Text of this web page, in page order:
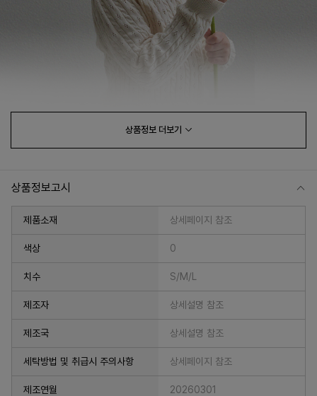
상품정보 더보기
상품정보고시
제품소재 상세페이지 참조
색상 0
치수 S/M/L
제조자 상세설명 참조
제조국 상세설명 참조
세탁방법 및 취급시 주의사항 상세페이지 참조
제조연월 20260301